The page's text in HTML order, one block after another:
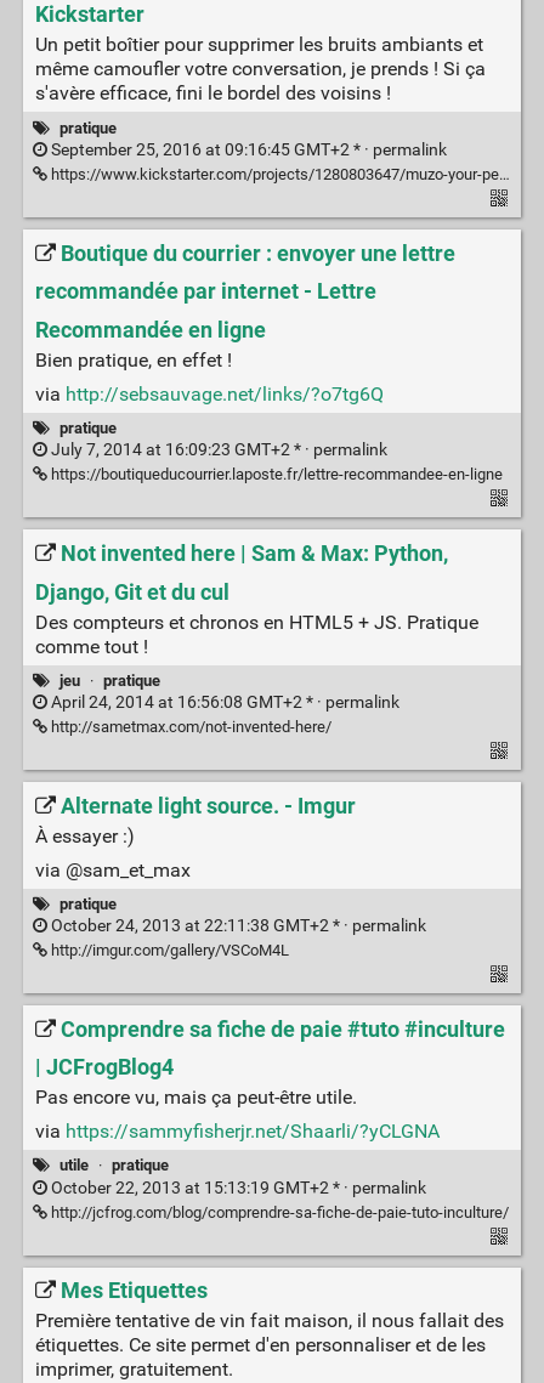
Kickstarter
Un petit boîtier pour supprimer les bruits ambiants et
même camoufler votre conversation, je prends ! Si ça
s'avère efficace, fini le bordel des voisins !
pratique
September 25, 2016 at 09:16:45 GMT+2 * · permalink
https://www.kickstarter.com/projects/1280803647/muzo-your-personal-zone-creator-with-noise-blockin
Boutique du courrier : envoyer une lettre
recommandée par internet - Lettre
Recommandée en ligne
Bien pratique, en effet !
via http://sebsauvage.net/links/?o7tg6Q
pratique
July 7, 2014 at 16:09:23 GMT+2 * · permalink
https://boutiqueducourrier.laposte.fr/lettre-recommandee-en-ligne
Not invented here | Sam & Max: Python,
Django, Git et du cul
Des compteurs et chronos en HTML5 + JS. Pratique
comme tout !
jeu · pratique
April 24, 2014 at 16:56:08 GMT+2 * · permalink
http://sametmax.com/not-invented-here/
Alternate light source. - Imgur
À essayer :)
via @sam_et_max
pratique
October 24, 2013 at 22:11:38 GMT+2 * · permalink
http://imgur.com/gallery/VSCoM4L
Comprendre sa fiche de paie #tuto #inculture
| JCFrogBlog4
Pas encore vu, mais ça peut-être utile.
via https://sammyfisherjr.net/Shaarli/?yCLGNA
utile · pratique
October 22, 2013 at 15:13:19 GMT+2 * · permalink
http://jcfrog.com/blog/comprendre-sa-fiche-de-paie-tuto-inculture/
Mes Etiquettes
Première tentative de vin fait maison, il nous fallait des
étiquettes. Ce site permet d'en personnaliser et de les
imprimer, gratuitement.